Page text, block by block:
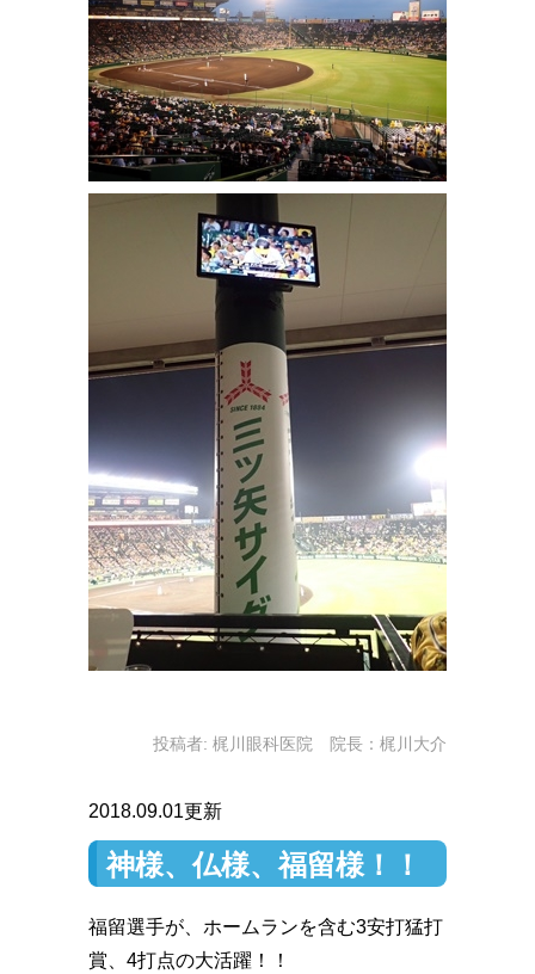
投稿者: 梶川眼科医院 院長：梶川大介
2018.09.01更新
神様、仏様、福留様！！
福留選手が、ホームランを含む3安打猛打
賞、4打点の大活躍！！